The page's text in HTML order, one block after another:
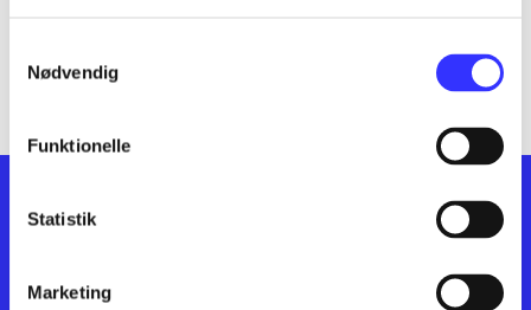
Nødvendig
Funktionelle
Statistik
Marketing
lorem ipsum dolor sit amet ...